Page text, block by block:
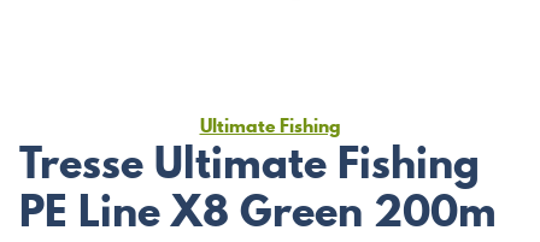
Ultimate Fishing
Tresse Ultimate Fishing
PE Line X8 Green 200m